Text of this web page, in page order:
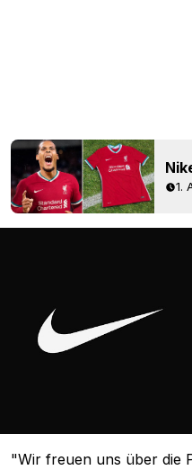
1.
"Wir freuen uns über die